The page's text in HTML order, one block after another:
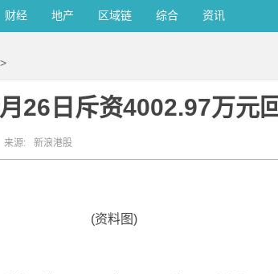
财经 地产 区域链 综合 资讯
>
26日斥资4002.97万元
源: 新浪港股
(资料图)